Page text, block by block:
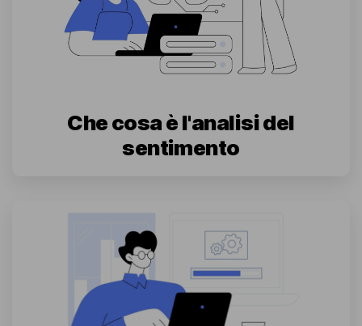
Che cosa è l'analisi del
sentimento